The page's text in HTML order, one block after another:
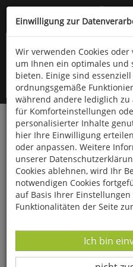
Kompletten Head der Seite
oder
Startseite Bücher Aula-
Einwilligung zur
Wir verwenden Cookies
um Ihnen ein optimales und
bieten. Einige sind
ordnungsgemäße
während andere lediglich zu
für Komforteinstellungen
personalisierter Inhalte
hier Ihre Einwilligung
oder anpassen. Weitere
unserer
Cookies ablehnen, wird Ihr
notwendigen Cookies
auf Basis Ihrer
Funktionalitäten der Seite
Ich bin